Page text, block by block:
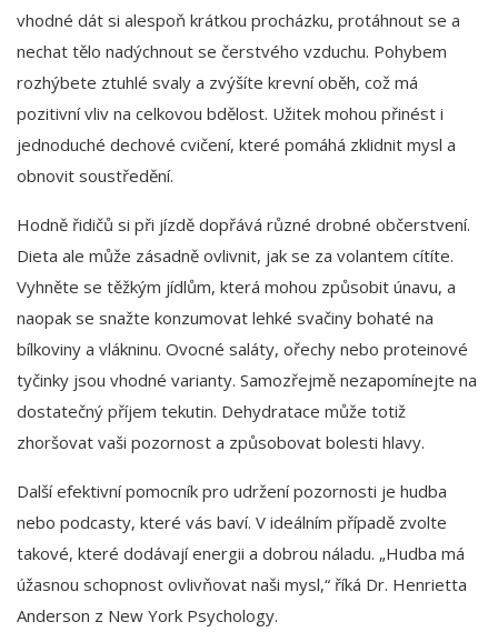
vhodné dát si alespoň krátkou procházku, protáhnout se a
nechat tělo nadýchnout se čerstvého vzduchu. Pohybem
rozhýbete ztuhlé svaly a zvýšíte krevní oběh, což má
pozitivní vliv na celkovou bdělost. Užitek mohou přinést i
jednoduché dechové cvičení, které pomáhá zklidnit mysl a
obnovit soustředění.
Hodně řidičů si při jízdě dopřává různé drobné občerstvení.
Dieta ale může zásadně ovlivnit, jak se za volantem cítíte.
Vyhněte se těžkým jídlům, která mohou způsobit únavu, a
naopak se snažte konzumovat lehké svačiny bohaté na
bílkoviny a vlákninu. Ovocné saláty, ořechy nebo proteinové
tyčinky jsou vhodné varianty. Samozřejmě nezapomínejte na
dostatečný příjem tekutin. Dehydratace může totiž
zhoršovat vaši pozornost a způsobovat bolesti hlavy.
Další efektivní pomocník pro udržení pozornosti je hudba
nebo podcasty, které vás baví. V ideálním případě zvolte
takové, které dodávají energii a dobrou náladu. „Hudba má
úžasnou schopnost ovlivňovat naši mysl,“ říká Dr. Henrietta
Anderson z New York Psychology.